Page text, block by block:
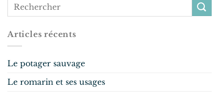
Articles récents
Le potager sauvage
Le romarin et ses usages